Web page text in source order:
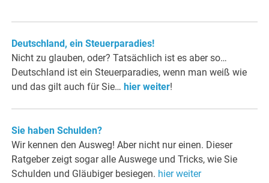
Deutschland, ein Steuerparadies!
Nicht zu glauben, oder? Tatsächlich ist es aber so…
Deutschland ist ein Steuerparadies, wenn man weiß wie
und das gilt auch für Sie…hier weiter!
Sie haben Schulden?
Wir kennen den Ausweg! Aber nicht nur einen. Dieser
Ratgeber zeigt sogar alle Auswege und Tricks, wie Sie
Schulden und Gläubiger besiegen. hier weiter